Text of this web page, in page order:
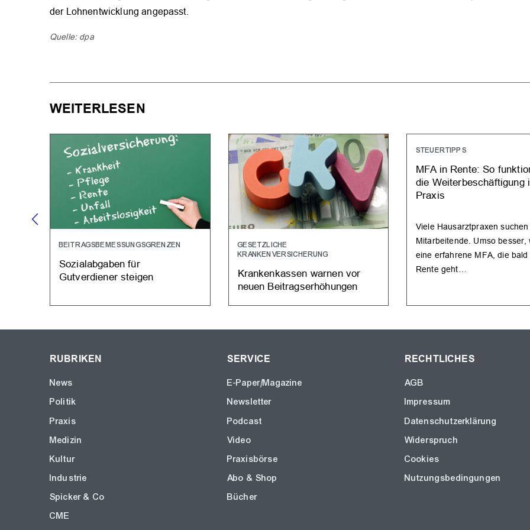
der Lohnentwicklung angepasst.
Quelle: dpa
WEITERLESEN
BEITRAGSBEMESSUNGSGRENZEN
Sozialabgaben für
Gutverdiener steigen
GESETZLICHE
KRANKENVERSICHERUNG
Krankenkassen warnen vor
neuen Beitragserhöhungen
STEUERTIPPS
MFA in Rente: So
die Weiterbeschäftigung
Praxis
Viele Hausarztpraxen suchen
Mitarbeitende. Umso besser,
eine erfahrene MFA, die bald
Rente geht…
RUBRIKEN
News
Politik
Praxis
Medizin
Kultur
Industrie
Spicker & Co
CME
SERVICE
E-Paper/Magazine
Newsletter
Podcast
Video
Praxisbörse
Abo & Shop
Bücher
RECHTLICHES
AGB
Impressum
Datenschutzerklärung
Widerspruch
Cookies
Nutzungsbedingungen